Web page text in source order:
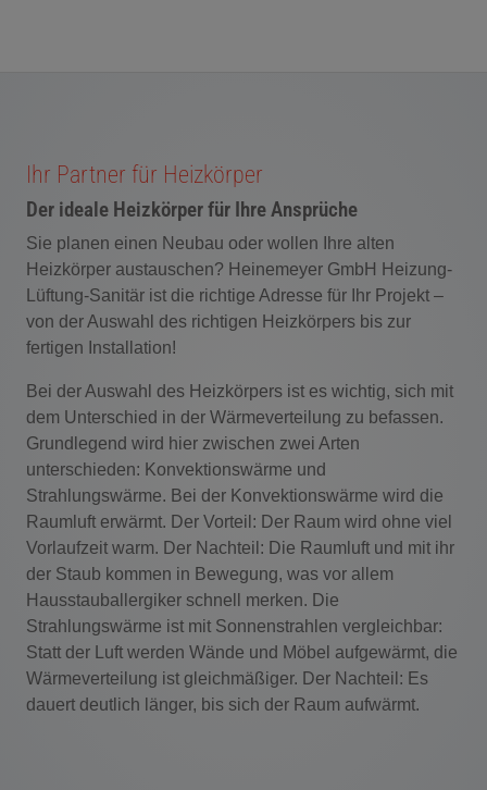
Ihr Partner für Heizkörper
Der ideale Heizkörper für Ihre Ansprüche
Sie planen einen Neubau oder wollen Ihre alten
Heizkörper austauschen? Heinemeyer GmbH Heizung-
Lüftung-Sanitär ist die richtige Adresse für Ihr Projekt –
von der Auswahl des richtigen Heizkörpers bis zur
fertigen Installation!
Bei der Auswahl des Heizkörpers ist es wichtig, sich mit
dem Unterschied in der Wärmeverteilung zu befassen.
Grundlegend wird hier zwischen zwei Arten
unterschieden: Konvektionswärme und
Strahlungswärme. Bei der Konvektionswärme wird die
Raumluft erwärmt. Der Vorteil: Der Raum wird ohne viel
Vorlaufzeit warm. Der Nachteil: Die Raumluft und mit ihr
der Staub kommen in Bewegung, was vor allem
Hausstauballergiker schnell merken. Die
Strahlungswärme ist mit Sonnenstrahlen vergleichbar:
Statt der Luft werden Wände und Möbel aufgewärmt, die
Wärmeverteilung ist gleichmäßiger. Der Nachteil: Es
dauert deutlich länger, bis sich der Raum aufwärmt.